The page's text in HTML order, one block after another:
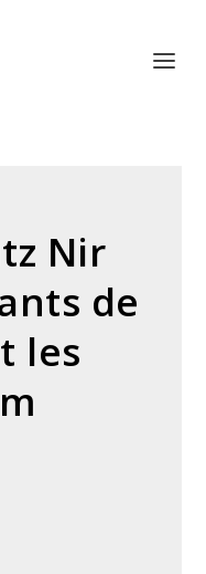
Nir
de
les